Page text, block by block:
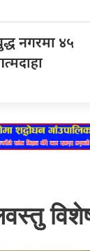
नगरमा ४५